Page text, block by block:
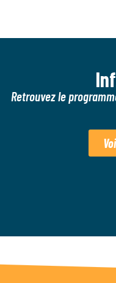
Retrouvez le